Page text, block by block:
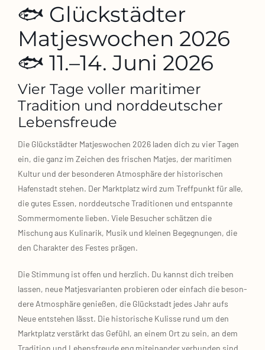
🐟 Glückstädter
Matjeswochen 2026
🐟 11.–14. Juni 2026
Vier Tage voller maritimer
Tradition und norddeutscher
Lebensfreude
Die Glück­städ­ter Mat­jes­wo­chen 2026 laden dich zu vier Tagen
ein, die ganz im Zei­chen des fri­schen Mat­jes, der mari­ti­men
Kul­tur und der beson­de­ren Atmo­sphä­re der his­to­ri­schen
Hafen­stadt ste­hen. Der Markt­platz wird zum Treff­punkt für alle,
die gutes Essen, nord­deut­sche Tra­di­tio­nen und ent­spann­te
Som­mer­mo­men­te lie­ben. Vie­le Besu­cher schät­zen die
Mischung aus Kuli­na­rik, Musik und klei­nen Begeg­nun­gen, die
den Cha­rak­ter des Fes­tes prä­gen.
Die Stim­mung ist offen und herz­lich. Du kannst dich trei­ben
las­sen, neue Mat­jes­va­ri­an­ten pro­bie­ren oder ein­fach die beson­
de­re Atmo­sphä­re genie­ßen, die Glück­stadt jedes Jahr aufs
Neue ent­ste­hen lässt. Die his­to­ri­sche Kulis­se rund um den
Markt­platz ver­stärkt das Gefühl, an einem Ort zu sein, an dem
Tra­di­ti­on und Lebens­freu­de eng mit­ein­an­der ver­bun­den sind.